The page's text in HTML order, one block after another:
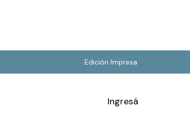
Edición Impresa
Ingresá